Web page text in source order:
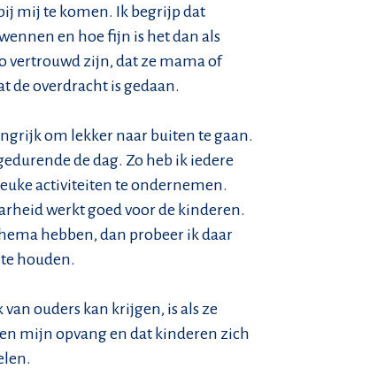
mij te komen. Ik begrijp dat
en hoe fijn is het dan als
vertrouwd zijn, dat ze mama of
de overdracht is gedaan.
om lekker naar buiten te gaan.
de dag. Zo heb ik iedere
activiteiten te ondernemen.
werkt goed voor de kinderen.
hebben, dan probeer ik daar
houden.
ouders kan krijgen, is als ze
mijn opvang en dat kinderen zich